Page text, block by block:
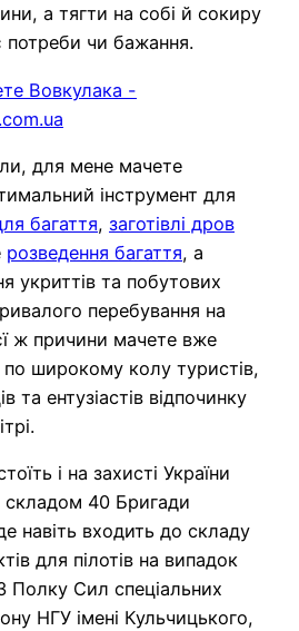
а тягти на собі й сокиру
потреби чи бажання.
для мене мачете
інструмент для
багаття, заготівлі дров
розведення багаття, а
укриттів та побутових
перебування на
ж причини мачете вже
по широкому колу туристів,
та ентузіастів відпочинку
і на захисті України
40 Бригади
навіть входить до складу
для пілотів на випадок
Полку Сил спеціальних
НГУ імені Кульчицького,